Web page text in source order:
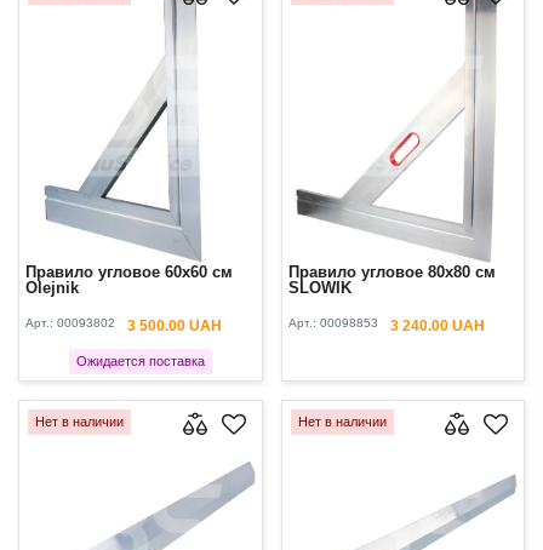
Правило угловое 60x60 см
Olejnik
Арт.: 00093802 3 500.00 UAH
Ожидается поставка
Правило угловое 80x80 см
SLOWIK
Арт.: 00098853 3 240.00 UAH
Нет в наличии Нет в наличии